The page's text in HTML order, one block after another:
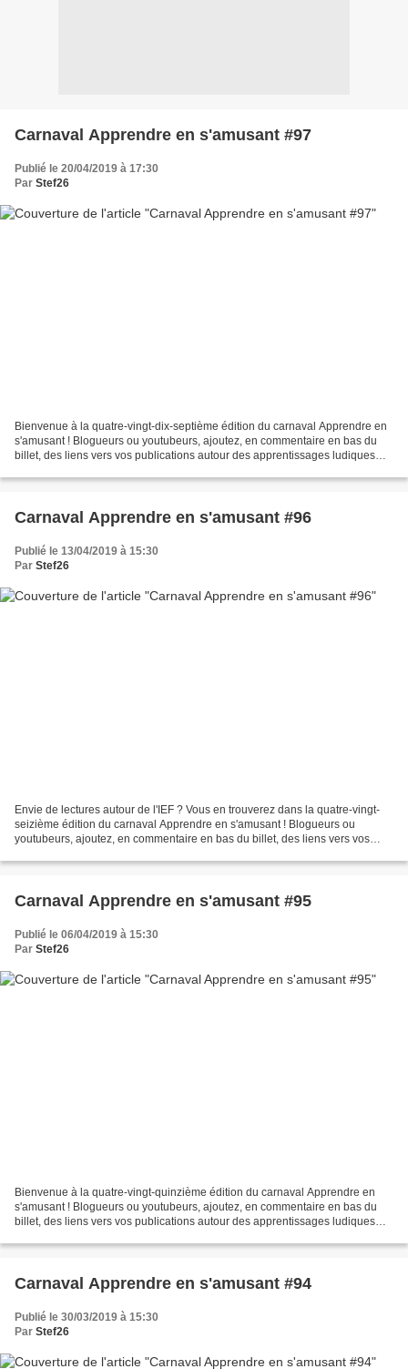
Carnaval Apprendre en s'amusant #97
Publié le 20/04/2019 à 17:30
Par Stef26
Bienvenue à la quatre-vingt-dix-septième édition du carnaval Apprendre en
s'amusant ! Blogueurs ou youtubeurs, ajoutez, en commentaire en bas du
billet, des liens vers vos publications autour des apprentissages ludiques
Carnaval Apprendre en s'amusant #96
Publié le 13/04/2019 à 15:30
Par Stef26
Envie de lectures autour de l'IEF ? Vous en trouverez dans la quatre-vingt-
seizième édition du carnaval Apprendre en s'amusant ! Blogueurs ou
youtubeurs, ajoutez, en commentaire en bas du billet, des liens vers vos
Carnaval Apprendre en s'amusant #95
Publié le 06/04/2019 à 15:30
Par Stef26
Bienvenue à la quatre-vingt-quinzième édition du carnaval Apprendre en
s'amusant ! Blogueurs ou youtubeurs, ajoutez, en commentaire en bas du
billet, des liens vers vos publications autour des apprentissages ludiques
Carnaval Apprendre en s'amusant #94
Publié le 30/03/2019 à 15:30
Par Stef26